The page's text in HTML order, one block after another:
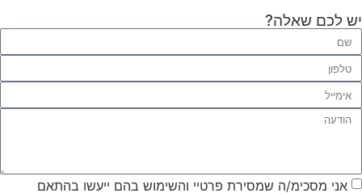
יש לכם שאלה?
אני מסכימ/ה שמסירת פרטיי והשימוש בהם ייעשו בהתאם